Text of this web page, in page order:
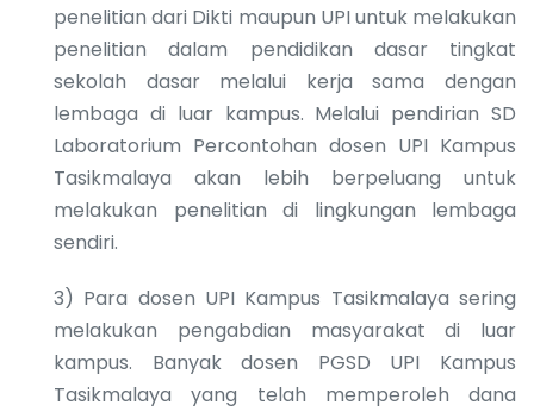
penelitian dari Dikti maupun UPI untuk melakukan
penelitian dalam pendidikan dasar tingkat
sekolah dasar melalui kerja sama dengan
lembaga di luar kampus. Melalui pendirian SD
Laboratorium Percontohan dosen UPI Kampus
Tasikmalaya akan lebih berpeluang untuk
melakukan penelitian di lingkungan lembaga
sendiri.
3) Para dosen UPI Kampus Tasikmalaya sering
melakukan pengabdian masyarakat di luar
kampus. Banyak dosen PGSD UPI Kampus
Tasikmalaya yang telah memperoleh dana